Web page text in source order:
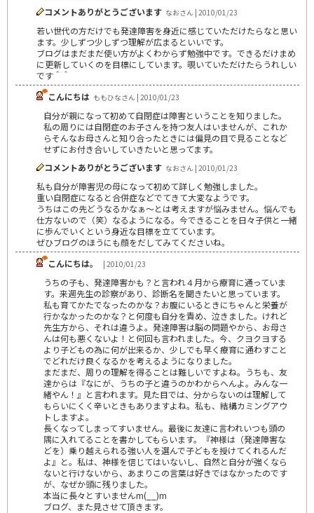
コメントありがとうございます なおさん | 2010/01/23
若い世代の方だけでも発達障害を身近に感じていただけたらなと思い
ます。少しずつ少しずつ理解が広まるといいです。
ブログはまだまだ使い方がよくわからず勉強中です。できるだけまめ
に更新していくのを目標にしています。覗いていただけたらうれしい
です＾＾
こんにちは ももひなさん | 2010/01/23
自分が親になって初めて自閉症は障害ということを知りました。
私の周りには自閉症のお子さんを持つ友人はいませんが、これか
らそんなお母さんと知り合ったときには偏見の目で見ることなど
せずにお付き合いしていきたいと思ってます。
コメントありがとうございます なおさん | 2010/01/23
私も自分が障害児の母になって初めて詳しく勉強しました。
重い自閉症になると合併症などでてきて大変なようです。
うちはこの先どうなるかなぁ～とは考えますが悩みません。悩んでも
仕方ないので（笑）なるようになる。今できることを日々子供と一緒
に歩んでいくという身近な目標を立てています。
ぜひブログのほうにも顔をだしてみてくださいね。
こんにちは。
| 2010/01/23
うちの子も、発達障害かも？と言われ４月から療育に通っていま
す。来週先生の診察があり、診断名を聞きたいと思っています。
私も育てかたでなったのかな？お腹にいるときにちゃんと栄養が
行かなかったのかな？と何度も自分を責め、泣きました。けれど
先生方から、それは違うよ。発達障害は脳の問題やから、お母さ
んは何も悪くないよ！と何回も言われました。今、クヨクヨする
より子どもの為に何が出来るか、少しでも早く療育に通わすこと
でどれだけ良くなるかを考えるようになりました。
まだまだ、周りの理解を得ることは難しいですよね。うちも、友
達からは『なにが、うちの子と違うのかわからへんよ。みんな一
緒やん！』と言われます。見た目では、分からないのは理解して
もらいにくく辛いときもありますよね。私も、結構カミングアウ
トしますよ。
長くなってしまってすいません。最後に友達に言われいつも頭の
隅に入れてることを書かしてもらいます。『神様は（発達障害な
どを）乗り越えられる強い人を選んで子どもを授けてくれるんだ
よ』と。私は、神様を信じてはいないし、自然と自分が強くなら
ないと行けないから、あまりこの言葉は好きではなかったのです
が、なぜか頭に残りました。
本当に長々とすいませんm(__)m
ブログ、また見させて頂きます。